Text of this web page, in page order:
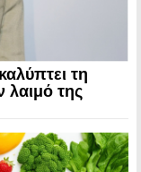
τη
λαιμό της